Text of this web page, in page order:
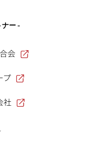
ナー -
会
プ
社